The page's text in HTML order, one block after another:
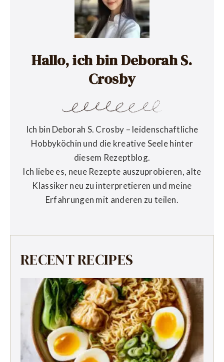
Hallo, ich bin Deborah S.
Crosby
Ich bin Deborah S. Crosby – leidenschaftliche
Hobbyköchin und die kreative Seele hinter
diesem Rezeptblog.
Ich liebe es, neue Rezepte auszuprobieren, alte
Klassiker neu zu interpretieren und meine
Erfahrungen mit anderen zu teilen.
RECENT RECIPES